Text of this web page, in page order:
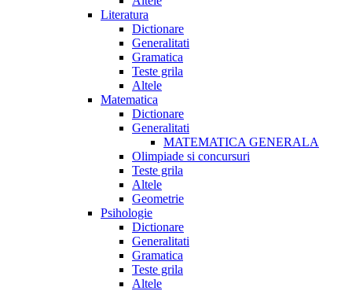
Literatura
Dictionare
Generalitati
Gramatica
Teste grila
Altele
Matematica
Dictionare
Generalitati
MATEMATICA GENERALA
Olimpiade si concursuri
Teste grila
Altele
Geometrie
Psihologie
Dictionare
Generalitati
Gramatica
Teste grila
Altele